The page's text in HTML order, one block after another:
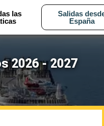
las
Salidas
España
2026 - 2027